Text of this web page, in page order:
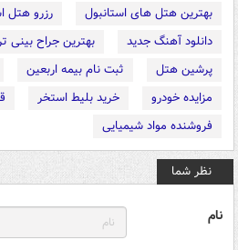
بهترین هتل های استانبول
رزرو هتل
دانلود آهنگ جدید
بهترین جراح بینی
پرشین هتل
ثبت نام بیمه اربعین
مزایده خودرو
خرید بلیط استخر
فروشنده مواد شیمیایی
نظر شما
نام